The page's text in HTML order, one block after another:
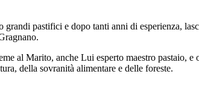
pastifici e dopo tanti anni di esperienza,
al Marito, anche Lui esperto maestro pastaio,
della sovranità alimentare e delle foreste.